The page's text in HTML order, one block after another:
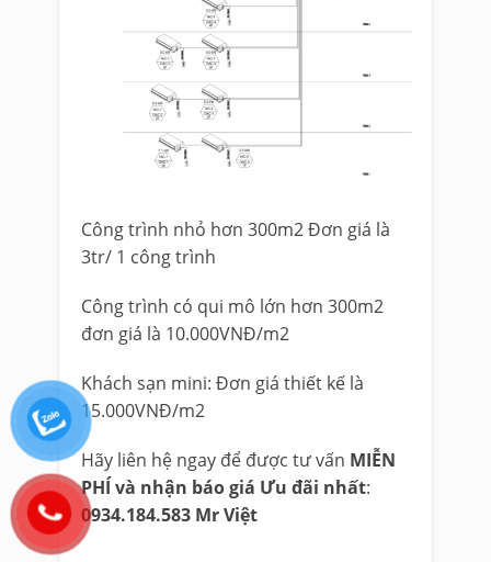
Công trình nhỏ hơn 300m2 Đơn giá là
3tr/ 1 công trình
Công trình có qui mô lớn hơn 300m2
đơn giá là 10.000VNĐ/m2
Khách sạn mini: Đơn giá thiết kế là
15.000VNĐ/m2
Hãy liên hệ ngay để được tư vấn MIỄN
PHÍ và nhận báo giá Ưu đãi nhất:
0934.184.583 Mr Việt